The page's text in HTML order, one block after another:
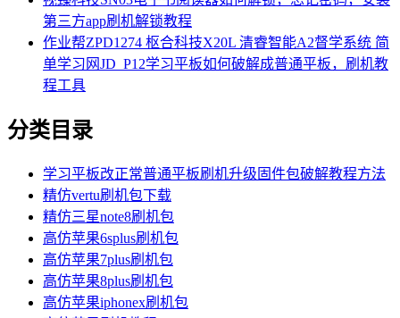
第三方app刷机解锁教程
作业帮ZPD1274 枢合科技X20L 清睿智能A2督学系统 简
单学习网JD_P12学习平板如何破解成普通平板，刷机教
程工具
分类目录
学习平板改正常普通平板刷机升级固件包破解教程方法
精仿vertu刷机包下载
精仿三星note8刷机包
高仿苹果6splus刷机包
高仿苹果7plus刷机包
高仿苹果8plus刷机包
高仿苹果iphonex刷机包